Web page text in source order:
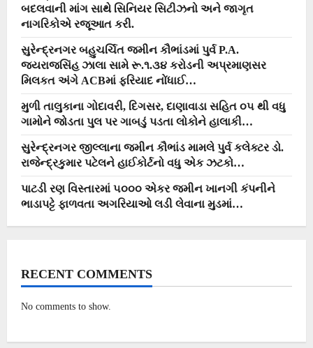
બદલવાની માંગ સાથે સિનિયર સિટીઝનો અને જાગૃત
નાગરિકોએ રજૂઆત કરી.
સુરેન્દ્રનગર બહુચર્ચિત જમીન કૌભાંડમાં પુર્વ P.A.
જયરાજસિંહ ઝાલા સામે રૂ.૧.૩૪ કરોડની અપ્રમાણસર
મિલકત અંગે ACBમાં ફરિયાદ નોંધાઈ…
મુળી તાલુકાના ગોદાવરી, દિગસર, દાણાવાડા સહિત ૦૫ થી વધુ
ગામોને જોડતા પુલ પર ગાબડું પડતા લોકોને હાલાકી…
સુરેન્દ્રનગર જીલ્લાના જમીન કૌભાંડ મામલે પુર્વ કલેક્ટર ડો.
રાજેન્દ્રકુમાર પટેલને હાઈકોર્ટનો વધુ એક ઝટકો…
પાટડી રણ વિસ્તારમાં ૫૦૦૦ એકર જમીન ખાનગી કંપનીને
ભાડાપટ્ટે ફાળવતા અગરિયાઓ લડી લેવાના મુડમાં…
RECENT COMMENTS
No comments to show.